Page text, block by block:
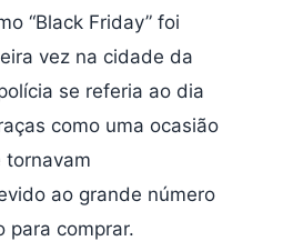
“Black Friday” foi
vez na cidade da
se referia ao dia
como uma ocasião
tornavam
ao grande número
para comprar.